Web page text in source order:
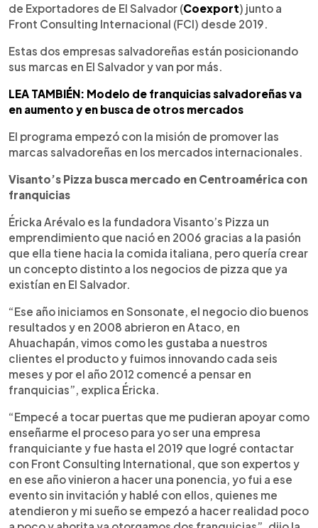
de Exportadores de El Salvador (Coexport) junto a
Front Consulting Internacional (FCI) desde 2019.
Estas dos empresas salvadoreñas están posicionando
sus marcas en El Salvador y van por más.
LEA TAMBIÉN: Modelo de franquicias salvadoreñas va
en aumento y en busca de otros mercados
El programa empezó con la misión de promover las
marcas salvadoreñas en los mercados internacionales.
Visanto’s Pizza busca mercado en Centroamérica con
franquicias
Éricka Arévalo es la fundadora Visanto’s Pizza un
emprendimiento que nació en 2006 gracias a la pasión
que ella tiene hacia la comida italiana, pero quería crear
un concepto distinto a los negocios de pizza que ya
existían en El Salvador.
“Ese año iniciamos en Sonsonate, el negocio dio buenos
resultados y en 2008 abrieron en Ataco, en
Ahuachapán, vimos como les gustaba a nuestros
clientes el producto y fuimos innovando cada seis
meses y por el año 2012 comencé a pensar en
franquicias”, explica Éricka.
“Empecé a tocar puertas que me pudieran apoyar como
enseñarme el proceso para yo ser una empresa
franquiciante y fue hasta el 2019 que logré contactar
con Front Consulting International, que son expertos y
en ese año vinieron a hacer una ponencia, yo fui a ese
evento sin invitación y hablé con ellos, quienes me
atendieron y mi sueño se empezó a hacer realidad poco